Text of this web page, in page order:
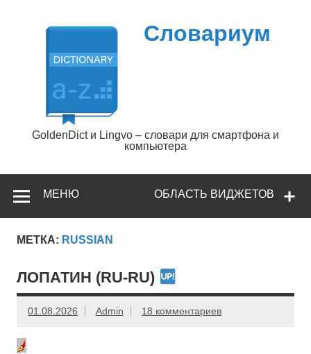
содержимому
Словариум
GoldenDict и Lingvo – словари для смартфона и
компьютера
ОБЛАСТЬ ВИДЖЕТОВ
МЕНЮ
МЕТКА: RUSSIAN
ЛОПАТИН (RU-RU)
01.08.2026 Admin 18 комментариев